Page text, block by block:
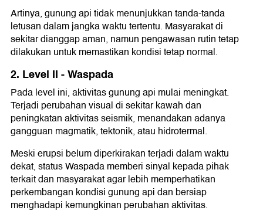
Artinya, gunung api tidak menunjukkan tanda-tanda
letusan dalam jangka waktu tertentu. Masyarakat di
sekitar dianggap aman, namun pengawasan rutin tetap
dilakukan untuk memastikan kondisi tetap normal.
2. Level II - Waspada
Pada level ini, aktivitas gunung api mulai meningkat.
Terjadi perubahan visual di sekitar kawah dan
peningkatan aktivitas seismik, menandakan adanya
gangguan magmatik, tektonik, atau hidrotermal.
Meski erupsi belum diperkirakan terjadi dalam waktu
dekat, status Waspada memberi sinyal kepada pihak
terkait dan masyarakat agar lebih memperhatikan
perkembangan kondisi gunung api dan bersiap
menghadapi kemungkinan perubahan aktivitas.